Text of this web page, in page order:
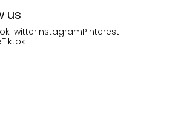
us
TwitterInstagramPinterest
Tiktok